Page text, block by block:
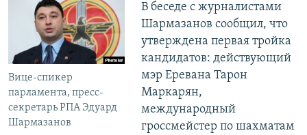
Вице-спикер
парламента, пресс-
секретарь РПА Эдуард
Шармазанов
В беседе с журналистами
Шармазанов сообщил, что
утверждена первая тройка
кандидатов: действующий
мэр Еревана Тарон
Маркарян,
международный
гроссмейстер по шахматам